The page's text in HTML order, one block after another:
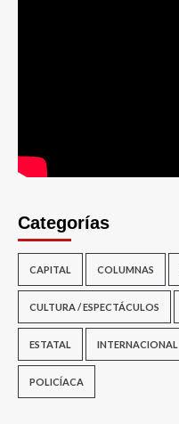
Categorías
CAPITAL COLUMNAS
CULTURA / ESPECTÁCULOS
ESTATAL INTERNACIONAL
POLICÍACA